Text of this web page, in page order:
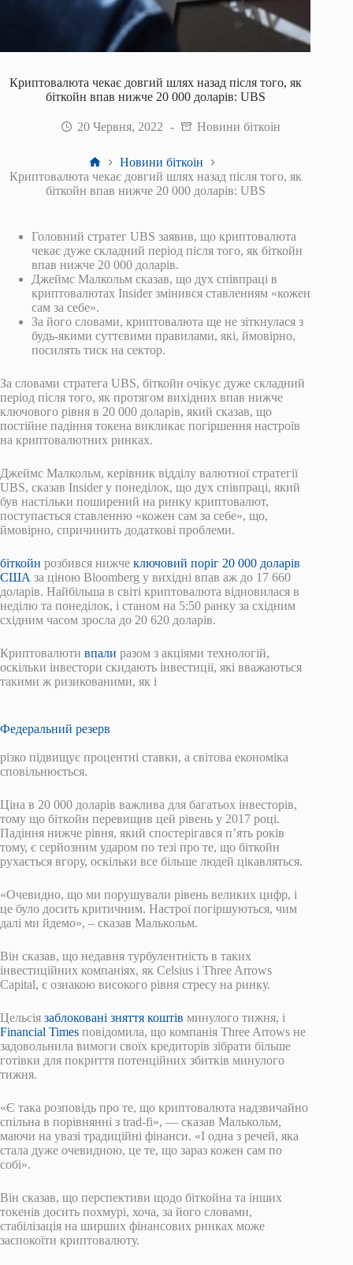
Криптовалюта чекає довгий шлях назад після того, як
біткойн впав нижче 20 000 доларів: UBS
20 Червня, 2022 Новини біткоін
Головна
Новини біткоін
Криптовалюта чекає довгий шлях назад після того, як
біткойн впав нижче 20 000 доларів: UBS
Головний стратег UBS заявив, що криптовалюта
чекає дуже складний період після того, як біткойн
впав нижче 20 000 доларів.
Джеймс Малкольм сказав, що дух співпраці в
криптовалютах Insider змінився ставленням «кожен
сам за себе».
За його словами, криптовалюта ще не зіткнулася з
будь-якими суттєвими правилами, які, ймовірно,
посилять тиск на сектор.
За словами стратега UBS, біткойн очікує дуже складний
період після того, як протягом вихідних впав нижче
ключового рівня в 20 000 доларів, який сказав, що
постійне падіння токена викликає погіршення настроїв
на криптовалютних ринках.
Джеймс Малкольм, керівник відділу валютної стратегії
UBS, сказав Insider у понеділок, що дух співпраці, який
був настільки поширений на ринку криптовалют,
поступається ставленню «кожен сам за себе», що,
ймовірно, спричинить додаткові проблеми.
біткойн розбився нижче ключовий поріг 20 000 доларів
США за ціною Bloomberg у вихідні впав аж до 17 660
доларів. Найбільша в світі криптовалюта відновилася в
неділю та понеділок, і станом на 5:50 ранку за східним
східним часом зросла до 20 620 доларів.
Криптовалюти впали разом з акціями технологій,
оскільки інвестори скидають інвестиції, які вважаються
такими ж ризикованими, як і
Федеральний резерв
різко підвищує процентні ставки, а світова економіка
сповільнюється.
Ціна в 20 000 доларів важлива для багатьох інвесторів,
тому що біткойн перевищив цей рівень у 2017 році.
Падіння нижче рівня, який спостерігався п’ять років
тому, є серйозним ударом по тезі про те, що біткойн
рухається вгору, оскільки все більше людей цікавляться.
«Очевидно, що ми порушували рівень великих цифр, і
це було досить критичним. Настрої погіршуються, чим
далі ми йдемо», – сказав Малькольм.
Він сказав, що недавня турбулентність в таких
інвестиційних компаніях, як Celsius і Three Arrows
Capital, є ознакою високого рівня стресу на ринку.
Цельсія заблоковані зняття коштів минулого тижня, і
Financial Times повідомила, що компанія Three Arrows не
задовольнила вимоги своїх кредиторів зібрати більше
готівки для покриття потенційних збитків минулого
тижня.
«Є така розповідь про те, що криптовалюта надзвичайно
спільна в порівнянні з trad-fi», — сказав Малькольм,
маючи на увазі традиційні фінанси. «І одна з речей, яка
стала дуже очевидною, це те, що зараз кожен сам по
собі».
Він сказав, що перспективи щодо біткойна та інших
токенів досить похмурі, хоча, за його словами,
стабілізація на ширших фінансових ринках може
заспокоїти криптовалюту.